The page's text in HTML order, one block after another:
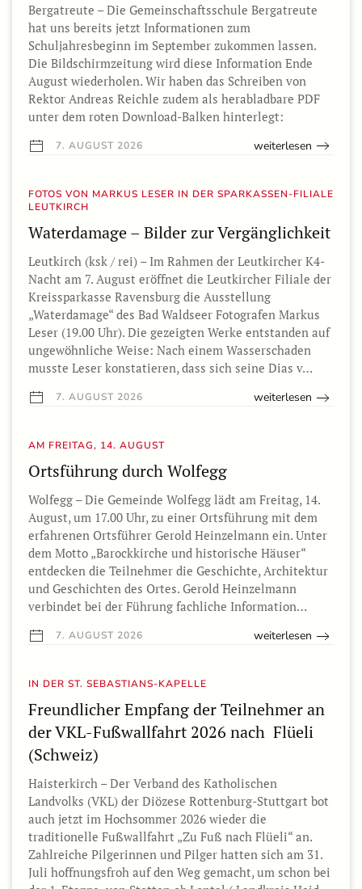
Bergatreute – Die Gemeinschaftsschule Bergatreute
hat uns bereits jetzt Informationen zum
Schuljahresbeginn im September zukommen lassen.
Die Bildschirmzeitung wird diese Information Ende
August wiederholen. Wir haben das Schreiben von
Rektor Andreas Reichle zudem als herabladbare PDF
unter dem roten Download-Balken hinterlegt:
7. AUGUST 2026 weiterlesen
FOTOS VON MARKUS LESER IN DER SPARKASSEN-FILIALE
LEUTKIRCH
Waterdamage – Bilder zur Vergänglichkeit
Leutkirch (ksk / rei) – Im Rahmen der Leutkircher K4-
Nacht am 7. August eröffnet die Leutkircher Filiale der
Kreissparkasse Ravensburg die Ausstellung
„Waterdamage“ des Bad Waldseer Fotografen Markus
Leser (19.00 Uhr). Die gezeigten Werke entstanden auf
ungewöhnliche Weise: Nach einem Wasserschaden
musste Leser konstatieren, dass sich seine Dias v…
7. AUGUST 2026 weiterlesen
AM FREITAG, 14. AUGUST
Ortsführung durch Wolfegg
Wolfegg – Die Gemeinde Wolfegg lädt am Freitag, 14.
August, um 17.00 Uhr, zu einer Ortsführung mit dem
erfahrenen Ortsführer Gerold Heinzelmann ein. Unter
dem Motto „Barockkirche und historische Häuser“
entdecken die Teilnehmer die Geschichte, Architektur
und Geschichten des Ortes. Gerold Heinzelmann
verbindet bei der Führung fachliche Information…
7. AUGUST 2026 weiterlesen
IN DER ST. SEBASTIANS-KAPELLE
Freundlicher Empfang der Teilnehmer an
der VKL-Fußwallfahrt 2026 nach Flüeli
(Schweiz)
Haisterkirch – Der Verband des Katholischen
Landvolks (VKL) der Diözese Rottenburg-Stuttgart bot
auch jetzt im Hochsommer 2026 wieder die
traditionelle Fußwallfahrt „Zu Fuß nach Flüeli“ an.
Zahlreiche Pilgerinnen und Pilger hatten sich am 31.
Juli hoffnungsfroh auf den Weg gemacht, um schon bei